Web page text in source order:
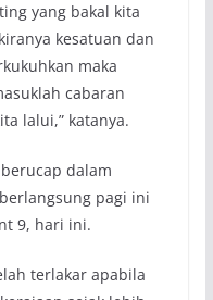
yang bakal kita
kesatuan dan
maka
cabaran
lalui,” katanya.
dalam
pagi ini
9, hari ini.
terlakar apabila